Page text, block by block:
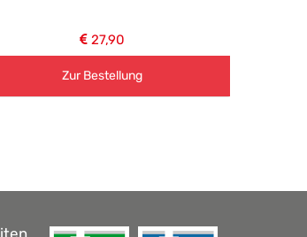
27,90
Zur Bestellung